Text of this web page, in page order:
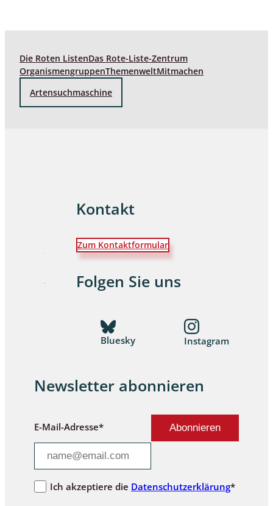
Die Roten ListenDas Rote-Liste-Zentrum
OrganismengruppenThemenweltMitmachen
Artensuchmaschine
Kontakt
Zum Kontaktformular
Folgen Sie uns
Bluesky Instagram
Newsletter abonnieren
E-Mail-Adresse*
Ich akzeptiere die Datenschutzerklärung*